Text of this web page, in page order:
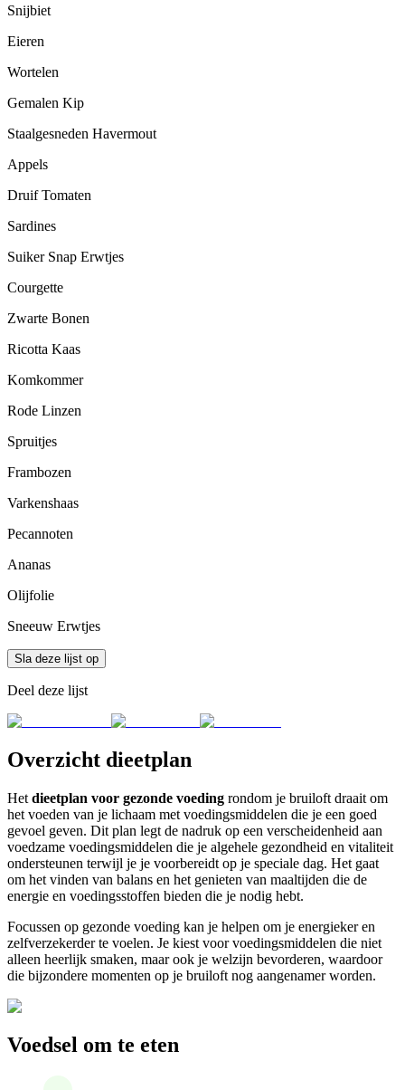
Snijbiet
Eieren
Wortelen
Gemalen Kip
Staalgesneden Havermout
Appels
Druif Tomaten
Sardines
Suiker Snap Erwtjes
Courgette
Zwarte Bonen
Ricotta Kaas
Komkommer
Rode Linzen
Spruitjes
Frambozen
Varkenshaas
Pecannoten
Ananas
Olijfolie
Sneeuw Erwtjes
Sla deze lijst op
Deel deze lijst
Overzicht dieetplan
Het dieetplan voor gezonde voeding rondom je bruiloft draait om
het voeden van je lichaam met voedingsmiddelen die je een goed
gevoel geven. Dit plan legt de nadruk op een verscheidenheid aan
voedzame voedingsmiddelen die je algehele gezondheid en vitaliteit
ondersteunen terwijl je je voorbereidt op je speciale dag. Het gaat
om het vinden van balans en het genieten van maaltijden die de
energie en voedingsstoffen bieden die je nodig hebt.
Focussen op gezonde voeding kan je helpen om je energieker en
zelfverzekerder te voelen. Je kiest voor voedingsmiddelen die niet
alleen heerlijk smaken, maar ook je welzijn bevorderen, waardoor
die bijzondere momenten op je bruiloft nog aangenamer worden.
Voedsel om te eten